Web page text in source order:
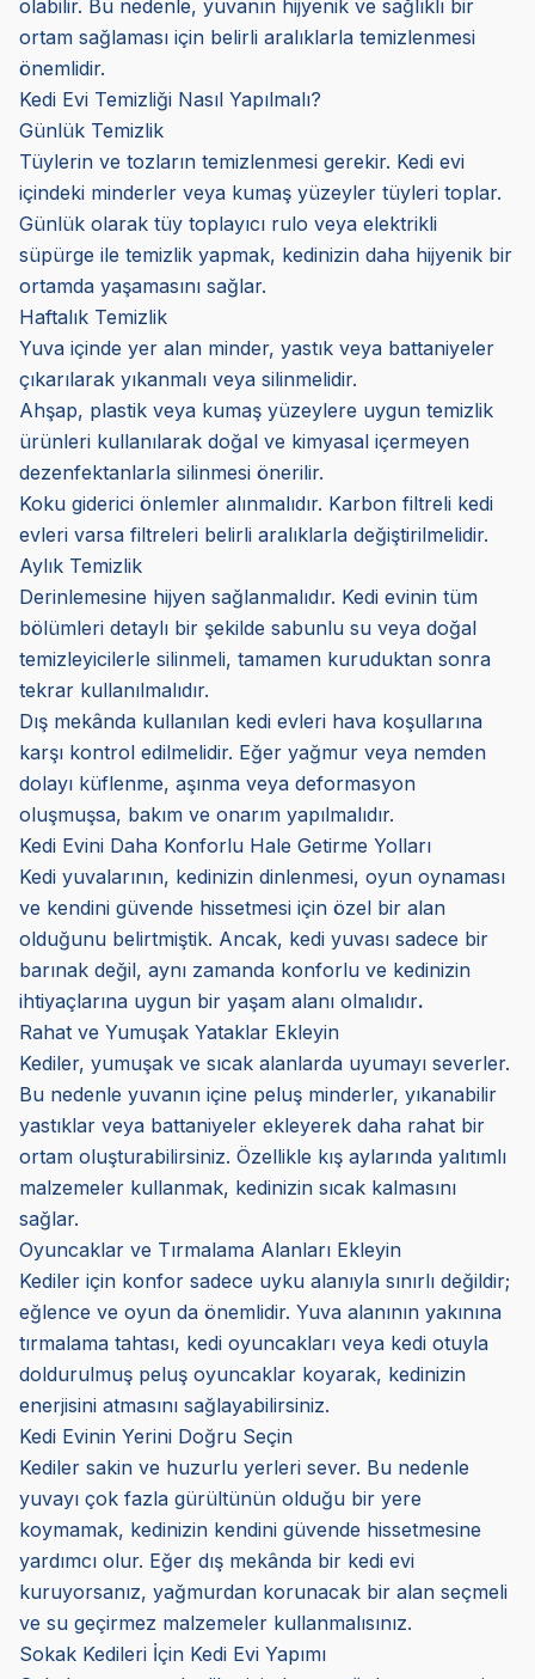
olabilir. Bu nedenle, yuvanın hijyenik ve sağlıklı bir
ortam sağlaması için belirli aralıklarla temizlenmesi
önemlidir.
Kedi Evi Temizliği Nasıl Yapılmalı?
Günlük Temizlik
Tüylerin ve tozların temizlenmesi gerekir. Kedi evi
içindeki minderler veya kumaş yüzeyler tüyleri toplar.
Günlük olarak tüy toplayıcı rulo veya elektrikli
süpürge ile temizlik yapmak, kedinizin daha hijyenik bir
ortamda yaşamasını sağlar.
Haftalık Temizlik
Yuva içinde yer alan minder, yastık veya battaniyeler
çıkarılarak yıkanmalı veya silinmelidir.
Ahşap, plastik veya kumaş yüzeylere uygun temizlik
ürünleri kullanılarak doğal ve kimyasal içermeyen
dezenfektanlarla silinmesi önerilir.
Koku giderici önlemler alınmalıdır. Karbon filtreli kedi
evleri varsa filtreleri belirli aralıklarla değiştirilmelidir.
Aylık Temizlik
Derinlemesine hijyen sağlanmalıdır. Kedi evinin tüm
bölümleri detaylı bir şekilde sabunlu su veya doğal
temizleyicilerle silinmeli, tamamen kuruduktan sonra
tekrar kullanılmalıdır.
Dış mekânda kullanılan kedi evleri hava koşullarına
karşı kontrol edilmelidir. Eğer yağmur veya nemden
dolayı küflenme, aşınma veya deformasyon
oluşmuşsa, bakım ve onarım yapılmalıdır.
Kedi Evini Daha Konforlu Hale Getirme Yolları
Kedi yuvalarının, kedinizin dinlenmesi, oyun oynaması
ve kendini güvende hissetmesi için özel bir alan
olduğunu belirtmiştik. Ancak, kedi yuvası sadece bir
barınak değil, aynı zamanda konforlu ve kedinizin
ihtiyaçlarına uygun bir yaşam alanı olmalıdır.
Rahat ve Yumuşak Yataklar Ekleyin
Kediler, yumuşak ve sıcak alanlarda uyumayı severler.
Bu nedenle yuvanın içine peluş minderler, yıkanabilir
yastıklar veya battaniyeler ekleyerek daha rahat bir
ortam oluşturabilirsiniz. Özellikle kış aylarında yalıtımlı
malzemeler kullanmak, kedinizin sıcak kalmasını
sağlar.
Oyuncaklar ve Tırmalama Alanları Ekleyin
Kediler için konfor sadece uyku alanıyla sınırlı değildir;
eğlence ve oyun da önemlidir. Yuva alanının yakınına
tırmalama tahtası, kedi oyuncakları veya kedi otuyla
doldurulmuş peluş oyuncaklar koyarak, kedinizin
enerjisini atmasını sağlayabilirsiniz.
Kedi Evinin Yerini Doğru Seçin
Kediler sakin ve huzurlu yerleri sever. Bu nedenle
yuvayı çok fazla gürültünün olduğu bir yere
koymamak, kedinizin kendini güvende hissetmesine
yardımcı olur. Eğer dış mekânda bir kedi evi
kuruyorsanız, yağmurdan korunacak bir alan seçmeli
ve su geçirmez malzemeler kullanmalısınız.
Sokak Kedileri İçin Kedi Evi Yapımı